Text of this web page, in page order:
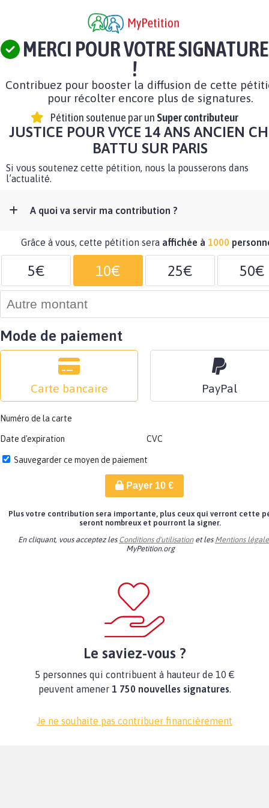
MERCI POUR VOTRE SIGNATURE
!
Contribuez pour booster la diffusion de cette
pour récolter encore plus de signatures.
Pétition soutenue par un Super contributeur
JUSTICE POUR VYCE 14 ANS ANCIEN
BATTU SUR PARIS
Si vous soutenez cette pétition, nous la pousserons dans
l’actualité.
A quoi va servir ma contribution ?
Grâce à vous, cette pétition sera affichée à 1000
5€ 10€ 25€ 50€
Mode de paiement
Carte bancaire PayPal
Numéro de la carte
Date d'expiration CVC
Sauvegarder ce moyen de paiement
Payer 10€
Plus votre contribution sera importante, plus ceux qui verront cette
seront nombreux et pourront la signer.
En cliquant, vous acceptez les Conditions d'utilisationet les Mentions
MyPetition.org
Le saviez-vous ?
5 personnes qui contribuent à hauteur de 10 €
peuvent amener 1 750 nouvelles signatures.
Je ne souhaite pas contribuer financièrement